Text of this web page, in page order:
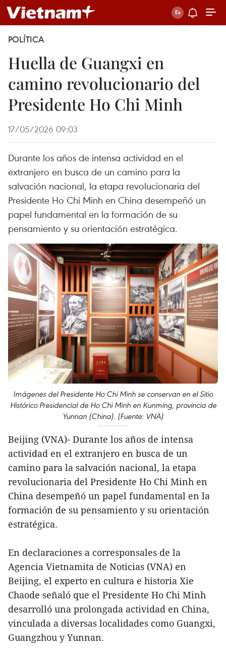
POLÍTICA
Huella de Guangxi en
camino revolucionario del
Presidente Ho Chi Minh
17/05/2026 09:03
Durante los años de intensa actividad en el
extranjero en busca de un camino para la
salvación nacional, la etapa revolucionaria del
Presidente Ho Chi Minh en China desempeñó un
papel fundamental en la formación de su
pensamiento y su orientación estratégica.
Imágenes del Presidente Ho Chi Minh se conservan en el Sitio
Histórico Presidencial de Ho Chi Minh en Kunming, provincia de
Yunnan (China). (Fuente: VNA)
Beijing (VNA)- Durante los años de intensa
actividad en el extranjero en busca de un
camino para la salvación nacional, la etapa
revolucionaria del Presidente Ho Chi Minh en
China desempeñó un papel fundamental en la
formación de su pensamiento y su orientación
estratégica.
En declaraciones a corresponsales de la
Agencia Vietnamita de Noticias (VNA) en
Beijing, el experto en cultura e historia Xie
Chaode señaló que el Presidente Ho Chi Minh
desarrolló una prolongada actividad en China,
vinculada a diversas localidades como Guangxi,
Guangzhou y Yunnan.